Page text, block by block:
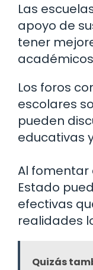
Las
apoyo de
tener
Los foros
escolares
pueden
educativas
Al fomentar
Estado
efectivas
realidades
Quizás